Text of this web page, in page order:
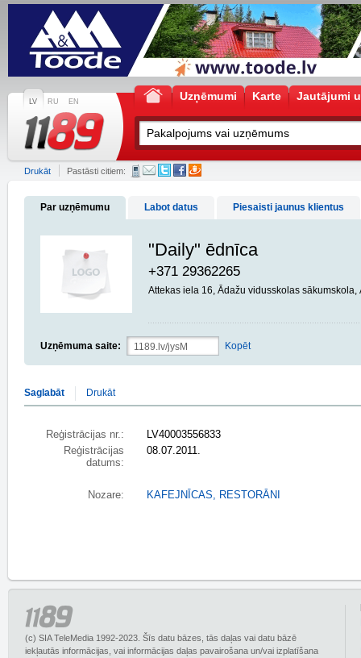
LV RU EN Uzņēmumi Karte Jautājumi
Drukāt Pastāsti citiem:
Par uzņēmumu Labot datus Piesaisti jaunus klientus
"Daily" ēdnīca
+371 29362265
Attekas iela 16, Ādažu vidusskolas sākumskola,
Uzņēmuma saite: Kopēt
Saglabāt Drukāt
Reģistrācijas nr.:
LV40003556833
Reģistrācijas
datums:
08.07.2011.
Nozare: KAFEJNĪCAS, RESTORĀNI
(c) SIA TeleMedia 1992-2023. Šīs datu bāzes, tās daļas vai datu bāzē
iekļautās informācijas, vai informācijas daļas pavairošana un/vai izplatīšana